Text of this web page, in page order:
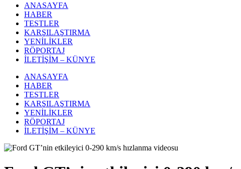
ANASAYFA
HABER
TESTLER
KARŞILAŞTIRMA
YENİLİKLER
RÖPORTAJ
İLETİŞİM – KÜNYE
ANASAYFA
HABER
TESTLER
KARŞILAŞTIRMA
YENİLİKLER
RÖPORTAJ
İLETİŞİM – KÜNYE